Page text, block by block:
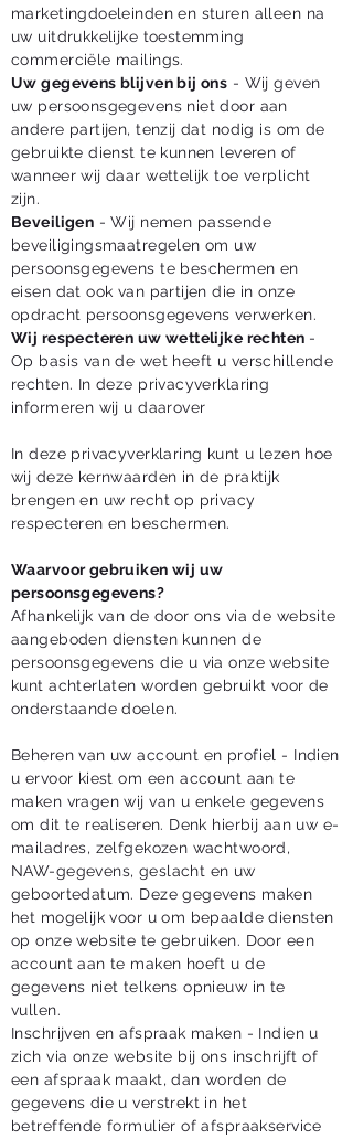
marketingdoeleinden en sturen alleen na
uw uitdrukkelijke toestemming
commerciële mailings.
Uw gegevens blijven bij ons - Wij geven
uw persoonsgegevens niet door aan
andere partijen, tenzij dat nodig is om de
gebruikte dienst te kunnen leveren of
wanneer wij daar wettelijk toe verplicht
zijn.
Beveiligen - Wij nemen passende
beveiligingsmaatregelen om uw
persoonsgegevens te beschermen en
eisen dat ook van partijen die in onze
opdracht persoonsgegevens verwerken.
Wij respecteren uw wettelijke rechten -
Op basis van de wet heeft u verschillende
rechten. In deze privacyverklaring
informeren wij u daarover
In deze privacyverklaring kunt u lezen hoe
wij deze kernwaarden in de praktijk
brengen en uw recht op privacy
respecteren en beschermen.
Waarvoor gebruiken wij uw
persoonsgegevens?
Afhankelijk van de door ons via de website
aangeboden diensten kunnen de
persoonsgegevens die u via onze website
kunt achterlaten worden gebruikt voor de
onderstaande doelen.
Beheren van uw account en profiel - Indien
u ervoor kiest om een account aan te
maken vragen wij van u enkele gegevens
om dit te realiseren. Denk hierbij aan uw e-
mailadres, zelfgekozen wachtwoord,
NAW-gegevens, geslacht en uw
geboortedatum. Deze gegevens maken
het mogelijk voor u om bepaalde diensten
op onze website te gebruiken. Door een
account aan te maken hoeft u de
gegevens niet telkens opnieuw in te
vullen.
Inschrijven en afspraak maken - Indien u
zich via onze website bij ons inschrijft of
een afspraak maakt, dan worden de
gegevens die u verstrekt in het
betreffende formulier of afspraakservice